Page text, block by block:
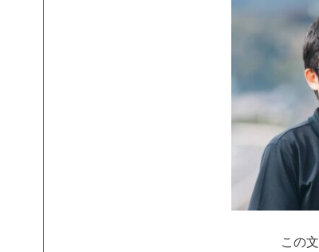
この